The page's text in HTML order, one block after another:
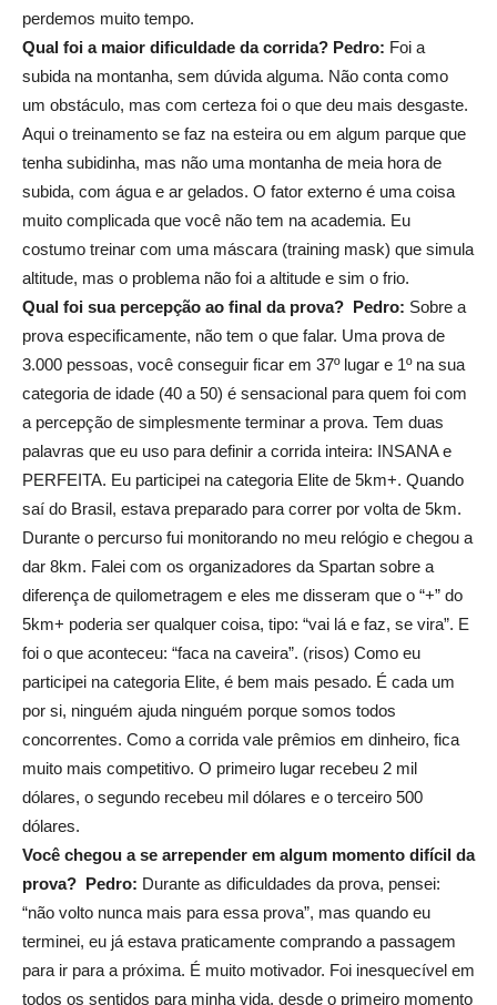
perdemos muito tempo.
Qual foi a maior dificuldade da corrida? Pedro: Foi a
subida na montanha, sem dúvida alguma. Não conta como
um obstáculo, mas com certeza foi o que deu mais desgaste.
Aqui o treinamento se faz na esteira ou em algum parque que
tenha subidinha, mas não uma montanha de meia hora de
subida, com água e ar gelados. O fator externo é uma coisa
muito complicada que você não tem na academia. Eu
costumo treinar com uma máscara (training mask) que simula
altitude, mas o problema não foi a altitude e sim o frio.
Qual foi sua percepção ao final da prova? Pedro: Sobre a
prova especificamente, não tem o que falar. Uma prova de
3.000 pessoas, você conseguir ficar em 37º lugar e 1º na sua
categoria de idade (40 a 50) é sensacional para quem foi com
a percepção de simplesmente terminar a prova. Tem duas
palavras que eu uso para definir a corrida inteira: INSANA e
PERFEITA. Eu participei na categoria Elite de 5km+. Quando
saí do Brasil, estava preparado para correr por volta de 5km.
Durante o percurso fui monitorando no meu relógio e chegou a
dar 8km. Falei com os organizadores da Spartan sobre a
diferença de quilometragem e eles me disseram que o “+” do
5km+ poderia ser qualquer coisa, tipo: “vai lá e faz, se vira”. E
foi o que aconteceu: “faca na caveira”. (risos) Como eu
participei na categoria Elite, é bem mais pesado. É cada um
por si, ninguém ajuda ninguém porque somos todos
concorrentes. Como a corrida vale prêmios em dinheiro, fica
muito mais competitivo. O primeiro lugar recebeu 2 mil
dólares, o segundo recebeu mil dólares e o terceiro 500
dólares.
Você chegou a se arrepender em algum momento difícil da
prova? Pedro: Durante as dificuldades da prova, pensei:
“não volto nunca mais para essa prova”, mas quando eu
terminei, eu já estava praticamente comprando a passagem
para ir para a próxima. É muito motivador. Foi inesquecível em
todos os sentidos para minha vida, desde o primeiro momento